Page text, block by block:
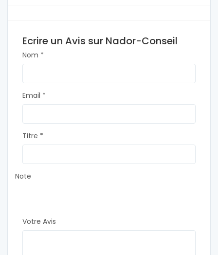
Ecrire un Avis sur Nador-Conseil
Nom *
Email *
Titre *
Note
Votre Avis